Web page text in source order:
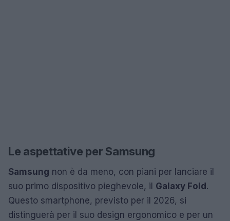
Le aspettative per Samsung
Samsung non è da meno, con piani per lanciare il
suo primo dispositivo pieghevole, il Galaxy Fold.
Questo smartphone, previsto per il 2026, si
distinguerà per il suo design ergonomico e per un